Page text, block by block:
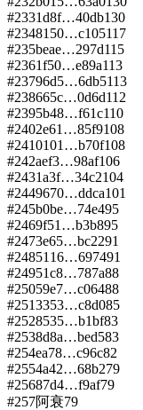
#2331d8f…40db130
#2348150…c105117
#235beae…297d115
#2361f50…e89a113
#23796d5…6db5113
#238665c…0d6d112
#2395b48…f61c110
#2402e61…85f9108
#2410101…b70f108
#242aef3…98af106
#2431a3f…34c2104
#2449670…ddca101
#245b0be…74e495
#2469f51…b3b895
#2473e65…bc2291
#2485116…697491
#24951c8…787a88
#25059e7…c06488
#2513353…c8d085
#2528535…b1bf83
#2538d8a…bed583
#254ea78…c96c82
#2554a42…68b279
#25687d4…f9af79
#257阿衰79